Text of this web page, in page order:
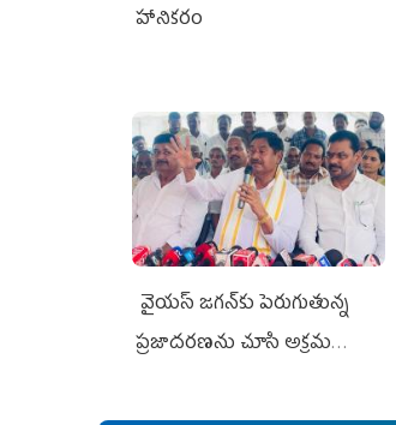
హానికరం
వైయ‌స్ జగన్‌కు పెరుగుతున్న
ప్రజాదరణను చూసి అక్రమ